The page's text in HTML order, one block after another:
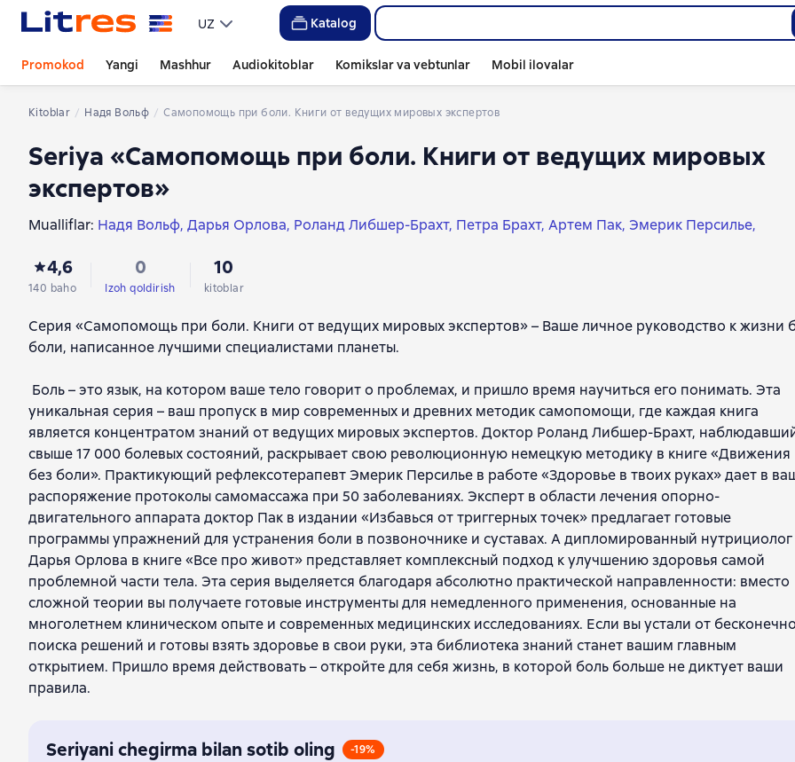
UZ Katalog
Promokod Yangi Mashhur Audiokitoblar Komikslar va vebtunlar Mobil ilovalar
Kitoblar Надя Вольф Самопомощь при боли. Книги от ведущих мировых экспертов
Seriya «Самопомощь при боли. Книги от ведущих мировых
экспертов»
Mualliflar: Надя Вольф Дарья Орлова Роланд Либшер-Брахт Петра Брахт Артем Пак Эмерик Персилье
4,6
140 baho
0
Izoh qoldirish
10
kitoblar
Серия «Самопомощь при боли. Книги от ведущих мировых экспертов» – Ваше личное руководство к жизни
боли, написанное лучшими специалистами планеты.
Боль – это язык, на котором ваше тело говорит о проблемах, и пришло время научиться его понимать. Эта
уникальная серия – ваш пропуск в мир современных и древних методик самопомощи, где каждая книга
является концентратом знаний от ведущих мировых экспертов. Доктор Роланд Либшер-Брахт,
свыше 17 000 болевых состояний, раскрывает свою революционную немецкую методику в книге «Движения
без боли». Практикующий рефлексотерапевт Эмерик Персилье в работе «Здоровье в твоих руках» дает в
распоряжение протоколы самомассажа при 50 заболеваниях. Эксперт в области лечения опорно-
двигательного аппарата доктор Пак в издании «Избавься от триггерных точек» предлагает готовые
программы упражнений для устранения боли в позвоночнике и суставах. А дипломированный нутрициолог
Дарья Орлова в книге «Все про живот» представляет комплексный подход к улучшению здоровья самой
проблемной части тела. Эта серия выделяется благодаря абсолютно практической направленности: вместо
сложной теории вы получаете готовые инструменты для немедленного применения, основанные на
многолетнем клиническом опыте и современных медицинских исследованиях. Если вы устали от
поиска решений и готовы взять здоровье в свои руки, эта библиотека знаний станет вашим главным
открытием. Пришло время действовать – откройте для себя жизнь, в которой боль больше не диктует ваши
правила.
Seriyani chegirma bilan sotib oling -19%